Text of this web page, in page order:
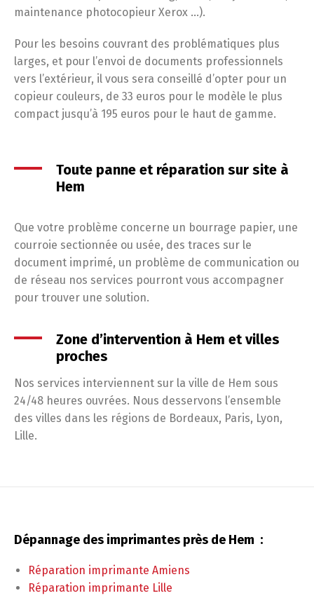
maintenance photocopieur Xerox …).
Pour les besoins couvrant des problématiques plus
larges, et pour l’envoi de documents professionnels
vers l’extérieur, il vous sera conseillé d’opter pour un
copieur couleurs, de 33 euros pour le modèle le plus
compact jusqu’à 195 euros pour le haut de gamme.
Toute panne et réparation sur site à
Hem
Que votre problème concerne un bourrage papier, une
courroie sectionnée ou usée, des traces sur le
document imprimé, un problème de communication ou
de réseau nos services pourront vous accompagner
pour trouver une solution.
Zone d’intervention à Hem et villes
proches
Nos services interviennent sur la ville de Hem sous
24/48 heures ouvrées. Nous desservons l’ensemble
des villes dans les régions de Bordeaux, Paris, Lyon,
Lille.
Dépannage des imprimantes près de Hem :
Réparation imprimante Amiens
Réparation imprimante Lille